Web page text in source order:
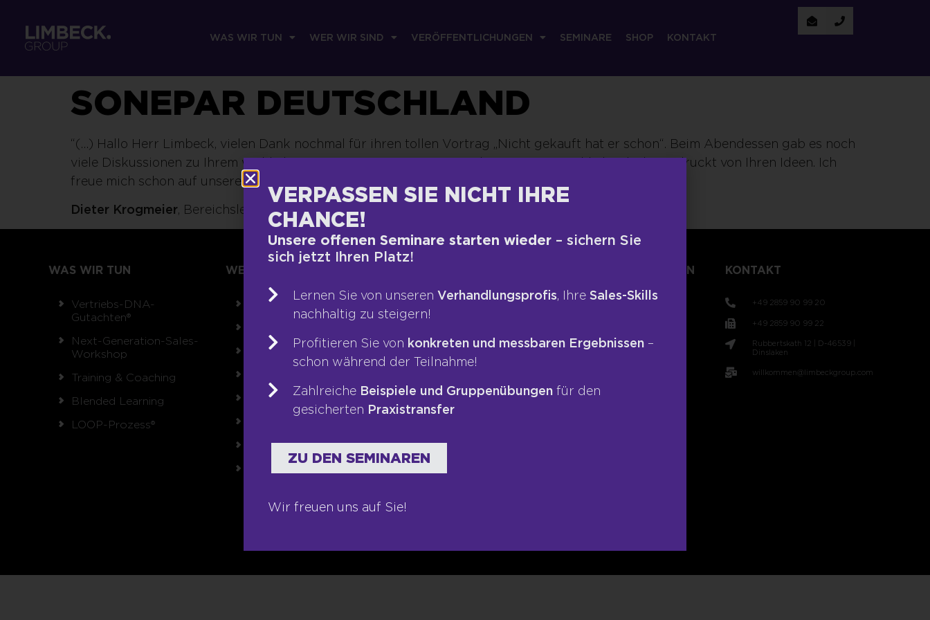
WAS WIR TUN WER WIR SIND VERÖFFENTLICHUNGEN SEMINARE SHOP KONTAKT
SONEPAR DEUTSCHLAND
“(…) Hallo Herr Limbeck, vielen Dank nochmal für ihren tollen Vortrag „Nicht gekauft hat er schon“. Beim Abendessen gab es noch
viele Diskussionen zu Ihrem wirklich engagierten Vortrag. Die Mitarbeiter waren wirklich sehr beeindruckt von Ihren Ideen. Ich
freue mich schon auf unsere Veranstaltung am 6.9.18 im Ravensberger Park.(…)”
Dieter Krogmeier, Bereichsleiter | Sonepar Deutschland/Region West GmbH
WAS WIR TUN
Vertriebs-DNA-
Gutachten®
Next-Generation-Sales-
Workshop
Training & Coaching
Blended Learning
LOOP-Prozess®
WER WIR SIND
Team
Auszeichnungen
Karriere
Seminare
Impressum
AGB
Newsletter
VERÖFFENTLICHUNGEN
Presse
Podcast
KONTAKT
+49 2859 90 99 20
+49 2859 90 99 22
Rubbertskath 12 | D-46539 |
Dinslaken
willkommen@limbeckgroup.com
VERPASSEN SIE NICHT IHRE
CHANCE!
Unsere offenen Seminare starten wieder – sichern Sie
sich jetzt Ihren Platz!
Lernen Sie von unserenVerhandlungsprofis, IhreSales-Skills
nachhaltig zu steigern!
Profitieren Sie von konkreten und messbaren Ergebnissen –
schon während der Teilnahme!
Zahlreiche Beispiele und Gruppenübungen für den
gesicherten Praxistransfer
ZU DEN SEMINAREN
Wir freuen uns auf Sie!